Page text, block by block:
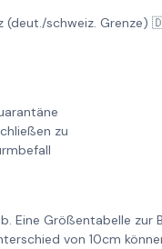
schweiz. Grenze)
zu
Eine Größentabelle zur
von 10cm